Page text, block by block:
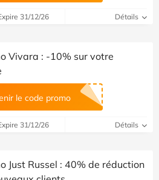
31/12/26 Détails
Vivara : -10% sur votre
le code promo
31/12/26 Détails
Just Russel : 40% de réduction